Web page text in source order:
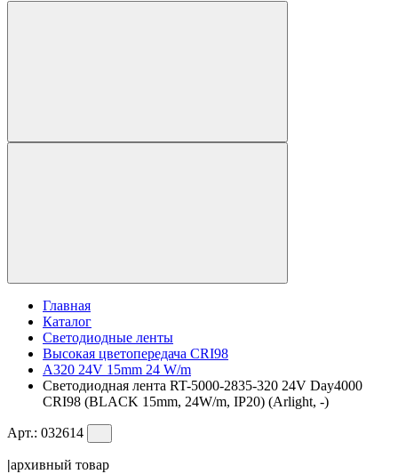
Главная
Каталог
Светодиодные ленты
Высокая цветопередача CRI98
A320 24V 15mm 24 W/m
Светодиодная лента RT-5000-2835-320 24V Day4000
CRI98 (BLACK 15mm, 24W/m, IP20) (Arlight, -)
Арт.: 032614
|архивный товар